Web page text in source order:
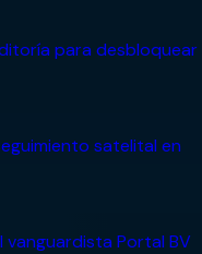
para desbloquear
satelital en
Portal BV